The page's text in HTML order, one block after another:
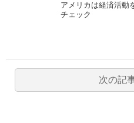
アメリカは経済活動
チェック
次の記